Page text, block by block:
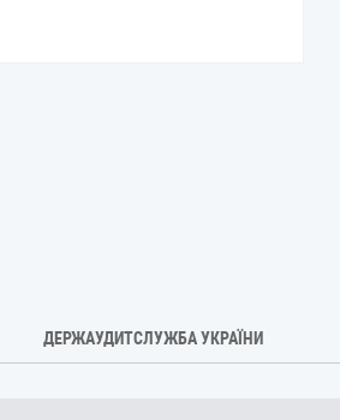
ДЕРЖАУДИТСЛУЖБА УКРАЇНИ